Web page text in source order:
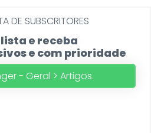
DE SUBSCRITORES
e receba
e com prioridade
- Geral > Artigos.